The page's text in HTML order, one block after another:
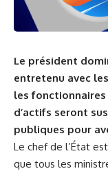
Le président
entretenu avec
les
d’actifs seront
publiques pour
Le chef de l’État
que tous les